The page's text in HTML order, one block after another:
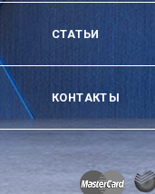
СТАТЬИ
КОНТАКТЫ